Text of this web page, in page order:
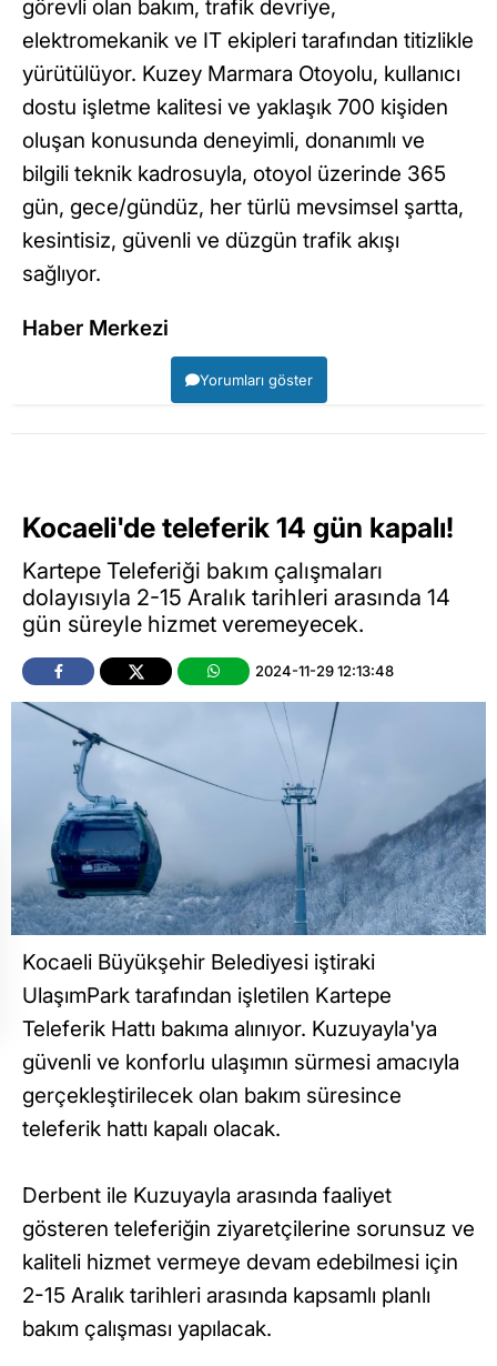
görevli olan bakım, trafik devriye,
elektromekanik ve IT ekipleri tarafından titizlikle
yürütülüyor. Kuzey Marmara Otoyolu, kullanıcı
dostu işletme kalitesi ve yaklaşık 700 kişiden
oluşan konusunda deneyimli, donanımlı ve
bilgili teknik kadrosuyla, otoyol üzerinde 365
gün, gece/gündüz, her türlü mevsimsel şartta,
kesintisiz, güvenli ve düzgün trafik akışı
sağlıyor.
Haber Merkezi
Yorumları göster
Kocaeli'de teleferik 14 gün kapalı!
Kartepe Teleferiği bakım çalışmaları
dolayısıyla 2-15 Aralık tarihleri arasında 14
gün süreyle hizmet veremeyecek.
2024-11-29 12:13:48
Kocaeli Büyükşehir Belediyesi iştiraki
UlaşımPark tarafından işletilen Kartepe
Teleferik Hattı bakıma alınıyor. Kuzuyayla'ya
güvenli ve konforlu ulaşımın sürmesi amacıyla
gerçekleştirilecek olan bakım süresince
teleferik hattı kapalı olacak.
Derbent ile Kuzuyayla arasında faaliyet
gösteren teleferiğin ziyaretçilerine sorunsuz ve
kaliteli hizmet vermeye devam edebilmesi için
2-15 Aralık tarihleri arasında kapsamlı planlı
bakım çalışması yapılacak.